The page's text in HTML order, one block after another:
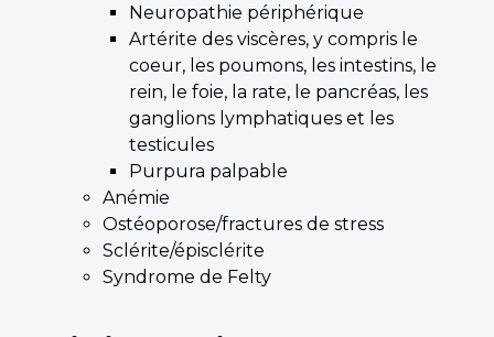
Neuropathie périphérique
Artérite des viscères, y compris le
coeur, les poumons, les intestins, le
rein, le foie, la rate, le pancréas, les
ganglions lymphatiques et les
testicules
Purpura palpable
Anémie
Ostéoporose/fractures de stress
Sclérite/épisclérite
Syndrome de Felty